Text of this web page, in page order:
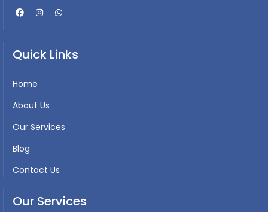
Quick Links
Home
About Us
Our Services
Blog
Contact Us
Our Services